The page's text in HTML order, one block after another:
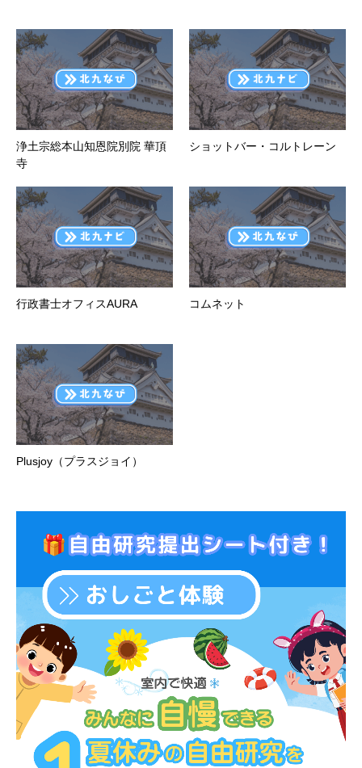
浄土宗総本山知恩院別院 華頂
寺
ショットバー・コルトレーン
行政書士オフィスAURA コムネット
Plusjoy（プラスジョイ）